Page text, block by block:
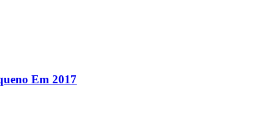
Em 2017